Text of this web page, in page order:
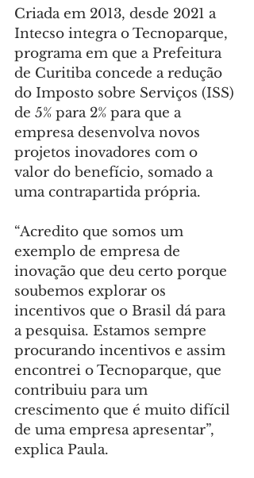
Criada em 2013, desde 2021 a
Intecso integra o Tecnoparque,
programa em que a Prefeitura
de Curitiba concede a redução
do Imposto sobre Serviços (ISS)
de 5% para 2% para que a
empresa desenvolva novos
projetos inovadores com o
valor do benefício, somado a
uma contrapartida própria.
“Acredito que somos um
exemplo de empresa de
inovação que deu certo porque
soubemos explorar os
incentivos que o Brasil dá para
a pesquisa. Estamos sempre
procurando incentivos e assim
encontrei o Tecnoparque, que
contribuiu para um
crescimento que é muito difícil
de uma empresa apresentar”,
explica Paula.